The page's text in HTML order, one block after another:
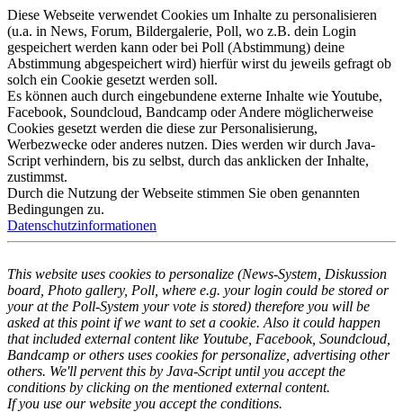
Diese Webseite verwendet Cookies um Inhalte zu personalisieren
(u.a. in News, Forum, Bildergalerie, Poll, wo z.B. dein Login
gespeichert werden kann oder bei Poll (Abstimmung) deine
Abstimmung abgespeichert wird) hierfür wirst du jeweils gefragt ob
solch ein Cookie gesetzt werden soll.
Es können auch durch eingebundene externe Inhalte wie Youtube,
Facebook, Soundcloud, Bandcamp oder Andere möglicherweise
Cookies gesetzt werden die diese zur Personalisierung,
Werbezwecke oder anderes nutzen. Dies werden wir durch Java-
Script verhindern, bis zu selbst, durch das anklicken der Inhalte,
zustimmst.
Durch die Nutzung der Webseite stimmen Sie oben genannten
Bedingungen zu.
Datenschutzinformationen
This website uses cookies to personalize (News-System, Diskussion
board, Photo gallery, Poll, where e.g. your login could be stored or
your at the Poll-System your vote is stored) therefore you will be
asked at this point if we want to set a cookie. Also it could happen
that included external content like Youtube, Facebook, Soundcloud,
Bandcamp or others uses cookies for personalize, advertising other
others. We'll pervent this by Java-Script until you accept the
conditions by clicking on the mentioned external content.
If you use our website you accept the conditions.